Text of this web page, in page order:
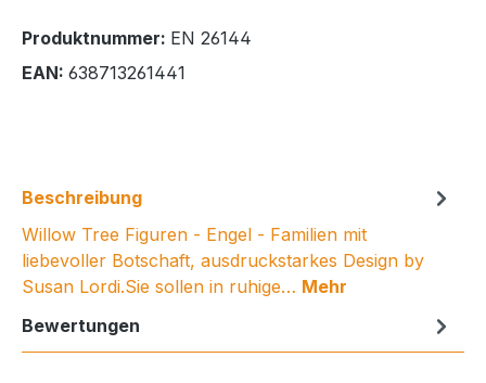
Produktnummer: EN 26144
EAN: 638713261441
Beschreibung
Willow Tree Figuren - Engel - Familien mit
liebevoller Botschaft, ausdruckstarkes Design by
Susan Lordi.Sie sollen in ruhige… Mehr
Bewertungen